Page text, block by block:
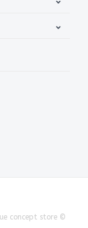
concept store ©